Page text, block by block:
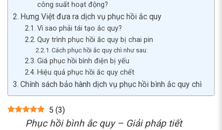
công suất hoạt động?
Hưng Việt đưa ra dịch vụ phục hồi ắc quy
Vì sao phải tái tạo ắc quy?
Quy trình phục hồi ắc quy bị chai pin
Cách phục hồi ắc quy chì như sau:
Giá phục hồi bình điện bị yếu
Hiệu quả phục hồi ắc quy chết
Chính sách bảo hành dịch vụ phục hồi bình ắc quy chì
5 (3)
Phục hồi bình ắc quy – Giải pháp tiết